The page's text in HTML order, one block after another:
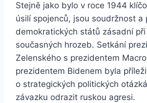
Stejně jako bylo v roce 1944
úsilí spojenců, jsou soudržnost a
demokratických států zásadní
současných hrozeb. Setkání
Zelenského s prezidentem
prezidentem Bidenem byla
o strategických politických
závazku odrazit ruskou agresi.